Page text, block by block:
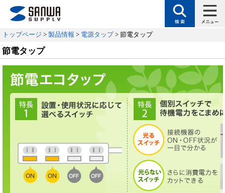
トップページ > 製品情報 > 電源タップ > 節電タップ
節電タップ